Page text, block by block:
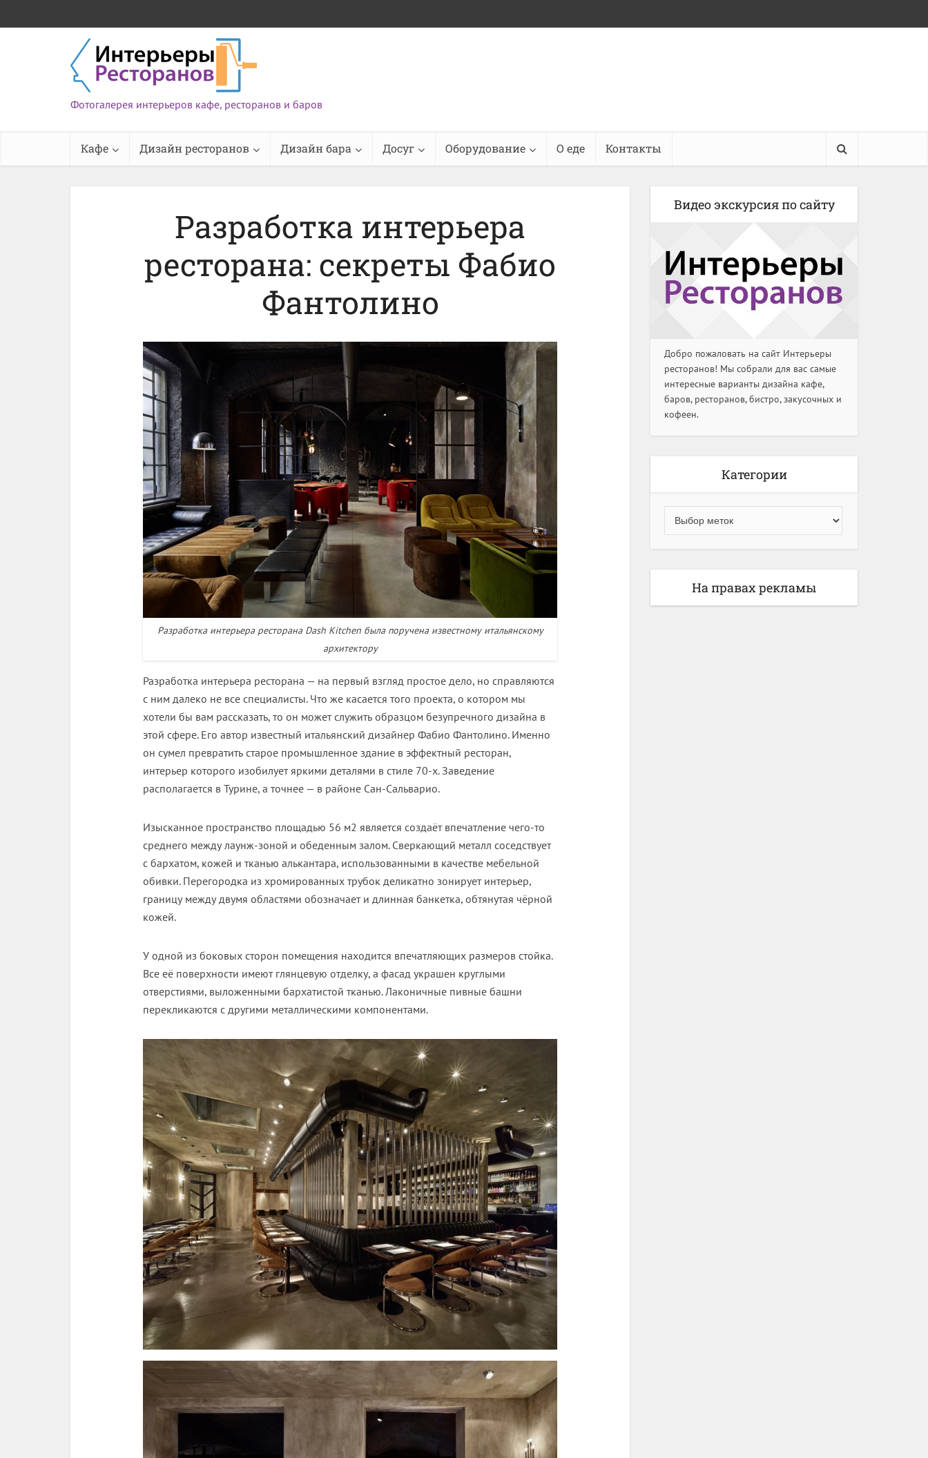
Фотогалерея интерьеров кафе, ресторанов и баров
Кафе Дизайн ресторанов Дизайн бара Досуг Оборудование О еде Контакты
Разработка интерьера
ресторана: секреты Фабио
Фантолино
Разработка интерьера ресторана Dash Kitchen была поручена известному итальянскому
архитектору
Разработка интерьера ресторана — на первый взгляд простое дело, но справляются
с ним далеко не все специалисты. Что же касается того проекта, о котором мы
хотели бы вам рассказать, то он может служить образцом безупречного дизайна в
этой сфере. Его автор известный итальянский дизайнер Фабио Фантолино. Именно
он сумел превратить старое промышленное здание в эффектный ресторан,
интерьер которого изобилует яркими деталями в стиле 70-х. Заведение
располагается в Турине, а точнее — в районе Сан-Сальварио.
Изысканное пространство площадью 56 м2 является создаёт впечатление чего-то
среднего между лаунж-зоной и обеденным залом. Сверкающий металл соседствует
с бархатом, кожей и тканью алькантара, использованными в качестве мебельной
обивки. Перегородка из хромированных трубок деликатно зонирует интерьер,
границу между двумя областями обозначает и длинная банкетка, обтянутая чёрной
кожей.
У одной из боковых сторон помещения находится впечатляющих размеров стойка.
Все её поверхности имеют глянцевую отделку, а фасад украшен круглыми
отверстиями, выложенными бархатистой тканью. Лаконичные пивные башни
перекликаются с другими металлическими компонентами.
Видео экскурсия по сайту
Добро пожаловать на сайт Интерьеры
ресторанов! Мы собрали для вас самые
интересные варианты дизайна кафе,
баров, ресторанов, бистро, закусочных и
кофеен.
Категории
На правах рекламы